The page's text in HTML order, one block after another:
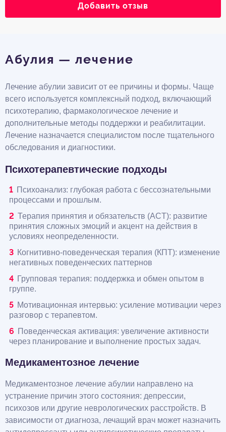
Добавить отзыв
Абулия — лечение
Лечение абулии зависит от ее причины и формы. Чаще
всего используется комплексный подход, включающий
психотерапию, фармакологическое лечение и
дополнительные методы поддержки и реабилитации.
Лечение назначается специалистом после тщательного
обследования и диагностики.
Психотерапевтические подходы
Психоанализ: глубокая работа с бессознательными
процессами и прошлым.
Терапия принятия и обязательств (ACT): развитие
принятия сложных эмоций и акцент на действия в
условиях неопределенности.
Когнитивно-поведенческая терапия (КПТ): изменение
негативных поведенческих паттернов
Групповая терапия: поддержка и обмен опытом в
группе.
Мотивационная интервью: усиление мотивации через
разговор с терапевтом.
Поведенческая активация: увеличение активности
через планирование и выполнение простых задач.
Медикаментозное лечение
Медикаментозное лечение абулии направлено на
устранение причин этого состояния: депрессии,
психозов или другие неврологических расстройств. В
зависимости от диагноза, лечащий врач может назначить